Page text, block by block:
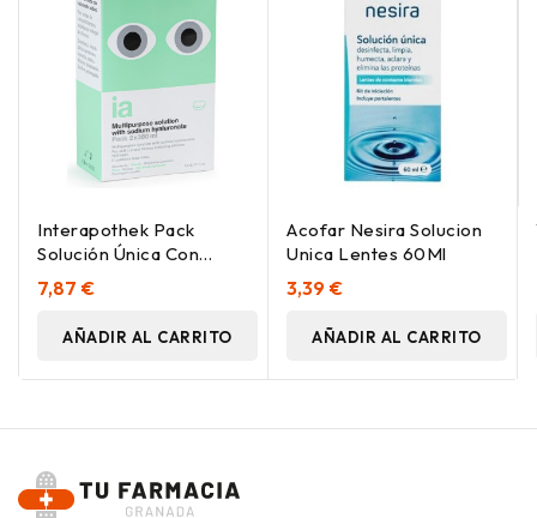
Interapothek Pack
Solución Única Con
Acido Hialurónico
2X360Ml
7,87 €
AÑADIR AL CARRITO
Acofar Nesira Solucion
Unica Lentes 60Ml
3,39 €
AÑADIR AL CARRITO